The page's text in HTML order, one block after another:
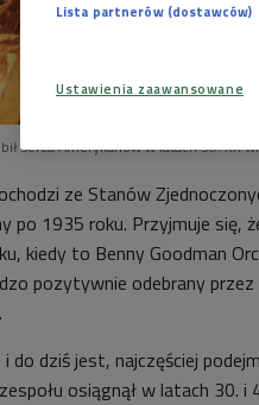
serca Amerykanów w latach 30. XX
ze Stanów
po 1935 roku. Przyjmuje
kiedy to Benny Goodman
pozytywnie odebrany
i do dziś jest, najczęściej
osiągnął w latach 30. i
Lista partnerów (dostawców)
Ustawienia zaawansowane